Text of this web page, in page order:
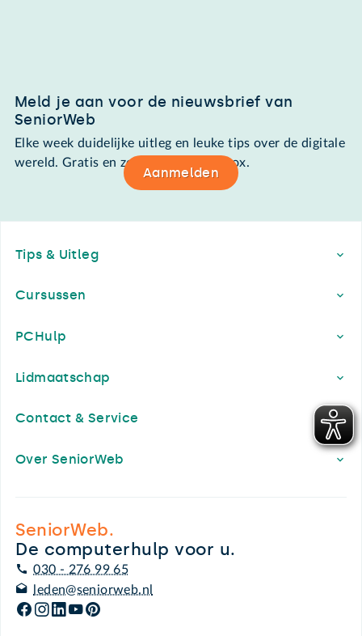
Meld je aan voor de nieuwsbrief van
SeniorWeb
Elke week duidelijke uitleg en leuke tips over de digitale
wereld. Gratis en zomaar in de mailbox.
Aanmelden
Tips & Uitleg
Cursussen
PCHulp
Lidmaatschap
Contact & Service
Over SeniorWeb
SeniorWeb.
De computerhulp voor u.
030 - 276 99 65
leden@seniorweb.nl